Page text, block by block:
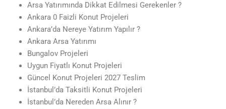
Arsa Yatırımında Dikkat Edilmesi Gerekenler ?
Ankara 0 Faizli Konut Projeleri
Ankara’da Nereye Yatırım Yapılır ?
Ankara Arsa Yatırımı
Bungalov Projeleri
Uygun Fiyatlı Konut Projeleri
Güncel Konut Projeleri 2027 Teslim
İstanbul’da Taksitli Konut Projeleri
İstanbul’da Nereden Arsa Alınır ?